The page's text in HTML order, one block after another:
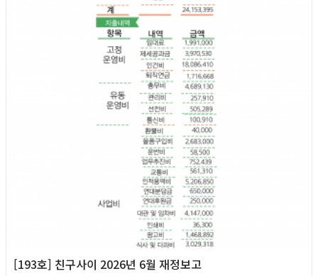
[193호] 친구사이 2026년 6월 재정보고